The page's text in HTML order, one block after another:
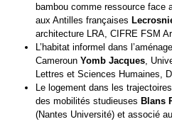
bambou comme ressource face
aux Antilles françaises
architecture LRA, CIFRE FSM
L’habitat informel dans
Cameroun Yomb Jacques ,
Lettres et Sciences Humaines,
Le logement dans les
des mobilités studieuses Blans
(Nantes Université) et associé